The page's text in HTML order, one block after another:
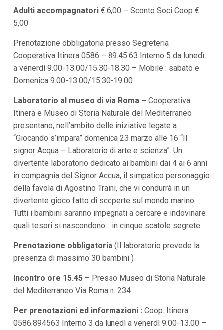
i
i
f
o
n
o
Adulti accompagnatori€ 6,00 – Sconto Soci Coop €
5,00
Prenotazione obbligatoria presso Segreteria
Cooperativa Itinera 0586 – 89.45.63 Interno 5 da lunedì
a venerdì 9.00-13.00/15.30-18.30 – Mobile : sabato e
Domenica 9.00-13.00/15.30-19.00
Laboratorio al museo di via Roma – Cooperativa
Itinera e Museo di Storia Naturale del Mediterraneo
presentano, nell’ambito delle iniziative legate a
“Giocando s’impara” domenica 23 marzo alle 16 “Il
signor Acqua – Laboratorio di arte e scienza”. Un
divertente laboratorio dedicato ai bambini dai 4 ai 6 anni
in compagnia del Signor Acqua, il simpatico personaggio
della favola di Agostino Traini, che vi condurrà in un
divertente gioco fatto di scoperte sul mondo marino.
Tutti i bambini saranno impegnati a cercare e indovinare
quali tesori si nascondono …in cinque scatole segrete.
Prenotazione obbligatoria(Il laboratorio prevede la
presenza di massimo 30 bambini )
Incontro ore 15.45– Presso Museo di Storia Naturale
del Mediterraneo Via Roma n. 234
Per prenotazioni ed informazioni : Coop. Itinera
0586.894563 Interno 3 da lunedì a venerdì 9.00-13.00 –